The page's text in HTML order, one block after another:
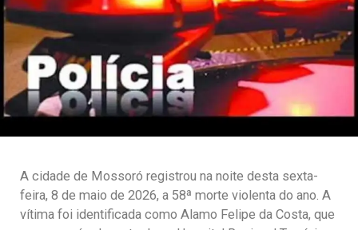
A cidade de Mossoró registrou na noite desta sexta-
feira, 8 de maio de 2026, a 58ª morte violenta do ano. A
vítima foi identificada como Alamo Felipe da Costa, que